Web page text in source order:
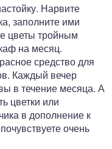
Нарвите
заполните ими
цветы тройным
на месяц.
средство для
Каждый вечер
в течение месяца. А
цветки или
в дополнение к
очень